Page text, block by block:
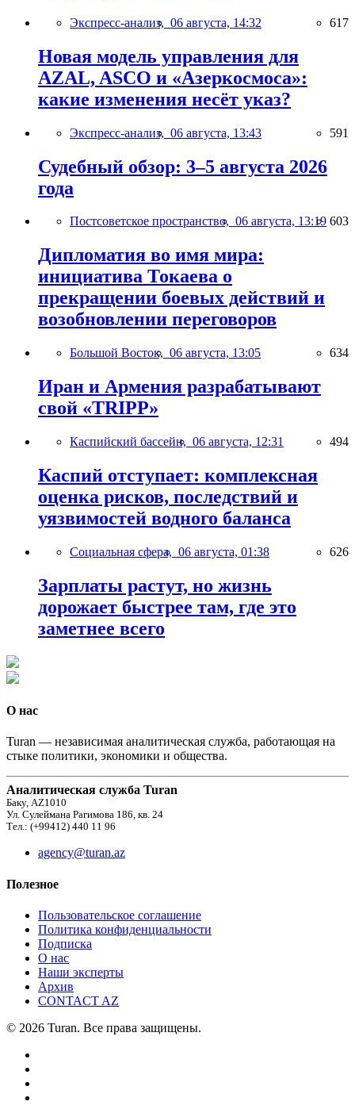
Экспресс-анализ, 06 августа, 14:32 617
Новая модель управления для
AZAL, ASCO и «Азеркосмоса»:
какие изменения несёт указ?
Экспресс-анализ, 06 августа, 13:43 591
Судебный обзор: 3–5 августа 2026
года
Постсоветское пространство, 06 августа, 13:19 603
Дипломатия во имя мира:
инициатива Токаева о
прекращении боевых действий и
возобновлении переговоров
Большой Восток, 06 августа, 13:05 634
Иран и Армения разрабатывают
свой «TRIPP»
Каспийский бассейн, 06 августа, 12:31 494
Каспий отступает: комплексная
оценка рисков, последствий и
уязвимостей водного баланса
Социальная сфера, 06 августа, 01:38 626
Зарплаты растут, но жизнь
дорожает быстрее там, где это
заметнее всего
О нас
Turan — независимая аналитическая служба, работающая на
стыке политики, экономики и общества.
Аналитическая служба Turan
Баку, AZ1010
Ул. Сулеймана Рагимова 186, кв. 24
Тел.: (+99412) 440 11 96
agency@turan.az
Полезное
Пользовательское соглашение
Политика конфиденциальности
Подписка
О нас
Наши эксперты
Архив
CONTACT AZ
© 2026 Turan. Все права защищены.